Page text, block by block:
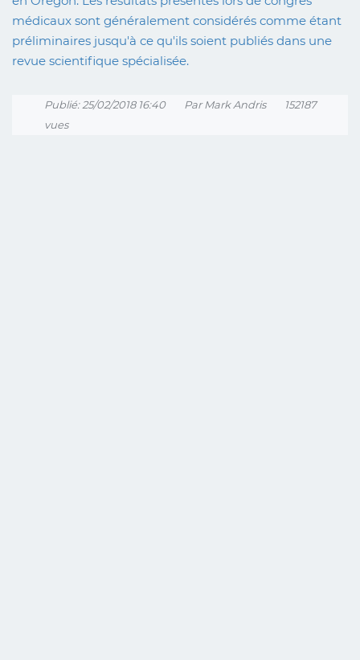
médicaux sont généralement considérés comme étant
préliminaires jusqu'à ce qu'ils soient publiés dans une
revue scientifique spécialisée.
Publié: 25/02/2018 16:40 Par Mark Andris
152187
vues